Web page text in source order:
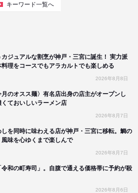
キーワード一覧へ
カジュアルな割烹が神戸・三宮に誕生！ 実力派
理をコースでもアラカルトでも楽しめる
2026年8月8日
月のオスス麺〉有名店出身の店主がオープンし
ておいしいラーメン店
2026年8月7日
を同時に味わえる店が神戸・三宮に移転。鯛の
風味を心ゆくまで楽しんで
2026年8月7日
和の町寿司」。自腹で通える価格帯に予約が殺
2026年8月6日